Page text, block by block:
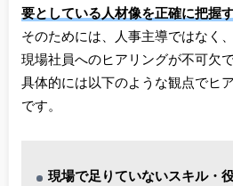
要としている人材像を正確に把握
そのためには、人事主導ではなく
現場社員へのヒアリングが不可欠で
具体的には以下のような観点でヒ
です。
現場で足りていないスキル・